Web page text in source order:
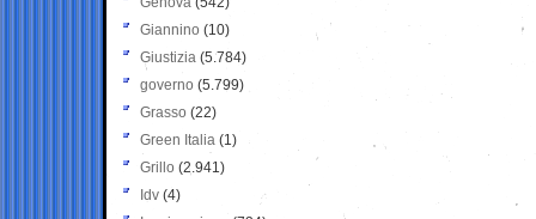
Giannino (10)
Giustizia (5.784)
governo (5.799)
Grasso (22)
Green Italia (1)
Grillo (2.941)
Idv (4)